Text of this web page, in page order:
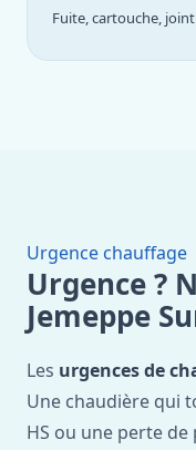
Fuite, cartouche,
Urgence chauffage
Urgence ?
Jemeppe
Les urgences de
Une chaudière qui
HS ou une perte